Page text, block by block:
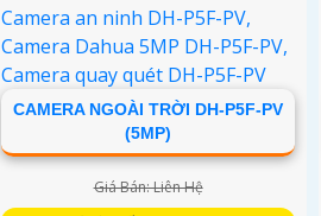
CAMERA NGOÀI TRỜI DH-P5F-PV
(5MP)
Giá Bán: Liên Hệ